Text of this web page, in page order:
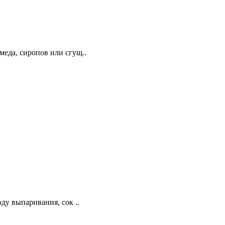
сиропов или сгущ..
выпаривания, сок ..